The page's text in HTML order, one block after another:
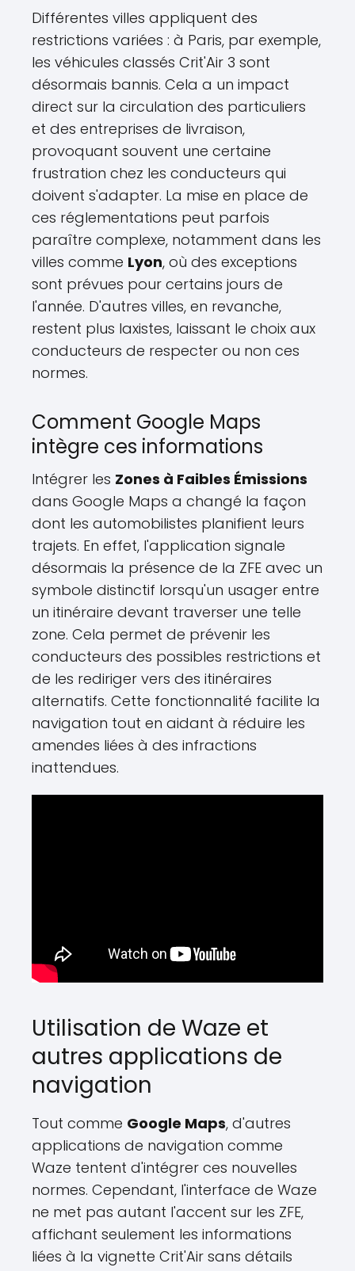
Différentes villes appliquent des
restrictions variées : à Paris, par exemple,
les véhicules classés Crit'Air 3 sont
désormais bannis. Cela a un impact
direct sur la circulation des particuliers
et des entreprises de livraison,
provoquant souvent une certaine
frustration chez les conducteurs qui
doivent s'adapter. La mise en place de
ces réglementations peut parfois
paraître complexe, notamment dans les
villes comme Lyon, où des exceptions
sont prévues pour certains jours de
l'année. D'autres villes, en revanche,
restent plus laxistes, laissant le choix aux
conducteurs de respecter ou non ces
normes.
Comment Google Maps
intègre ces informations
Intégrer les Zones à Faibles Émissions
dans Google Maps a changé la façon
dont les automobilistes planifient leurs
trajets. En effet, l'application signale
désormais la présence de la ZFE avec un
symbole distinctif lorsqu'un usager entre
un itinéraire devant traverser une telle
zone. Cela permet de prévenir les
conducteurs des possibles restrictions et
de les rediriger vers des itinéraires
alternatifs. Cette fonctionnalité facilite la
navigation tout en aidant à réduire les
amendes liées à des infractions
inattendues.
Utilisation de Waze et
autres applications de
navigation
Tout comme Google Maps, d'autres
applications de navigation comme
Waze tentent d'intégrer ces nouvelles
normes. Cependant, l'interface de Waze
ne met pas autant l'accent sur les ZFE,
affichant seulement les informations
liées à la vignette Crit'Air sans détails